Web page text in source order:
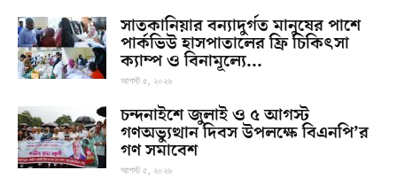
সাতকানিয়ার বন্যাদুর্গত মানুষের পাশে
পার্কভিউ হাসপাতালের ফ্রি চিকিৎসা
ক্যাম্প ও বিনামূল্যে...
আগস্ট ৫, ২০২৬
চন্দনাইশে জুলাই ও ৫ আগস্ট
গণঅভ্যুত্থান দিবস উপলক্ষে বিএনপি’র
গণ সমাবেশ
আগস্ট ৫, ২০২৬